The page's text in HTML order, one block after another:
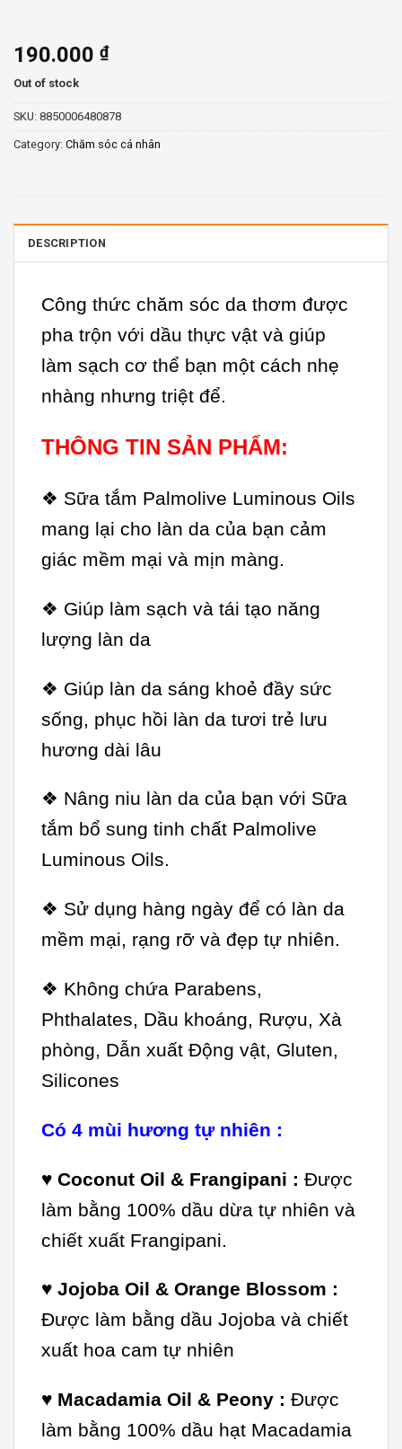
190.000 ₫
Out of stock
SKU: 8850006480878
Category: Chăm sóc cá nhân
DESCRIPTION
Công thức chăm sóc da thơm được
pha trộn với dầu thực vật và giúp
làm sạch cơ thể bạn một cách nhẹ
nhàng nhưng triệt để.
THÔNG TIN SẢN PHẨM:
❖ Sữa tắm Palmolive Luminous Oils
mang lại cho làn da của bạn cảm
giác mềm mại và mịn màng.
❖ Giúp làm sạch và tái tạo năng
lượng làn da
❖ Giúp làn da sáng khoẻ đầy sức
sống, phục hồi làn da tươi trẻ lưu
hương dài lâu
❖ Nâng niu làn da của bạn với Sữa
tắm bổ sung tinh chất Palmolive
Luminous Oils.
❖ Sử dụng hàng ngày để có làn da
mềm mại, rạng rỡ và đẹp tự nhiên.
❖ Không chứa Parabens,
Phthalates, Dầu khoáng, Rượu, Xà
phòng, Dẫn xuất Động vật, Gluten,
Silicones
Có 4 mùi hương tự nhiên :
♥ Coconut Oil & Frangipani : Được
làm bằng 100% dầu dừa tự nhiên và
chiết xuất Frangipani.
♥ Jojoba Oil & Orange Blossom :
Được làm bằng dầu Jojoba và chiết
xuất hoa cam tự nhiên
♥ Macadamia Oil & Peony : Được
làm bằng 100% dầu hạt Macadamia